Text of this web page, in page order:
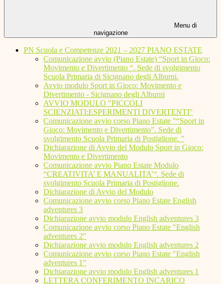
Menu di
navigazione
PN Scuola e Competenze 2021 – 2027 PIANO ESTATE
Comunicazione avvio (Piano Estate) “Sport in Gioco:
Movimento e Divertimento “. Sede di svolgimento
Scuola Primaria di Sicignano degli Alburni.
Avvio modulo Sport in Gioco: Movimento e
Divertimento - Sicignano degli Alburni
AVVIO MODULO "PICCOLI
SCIENZIATI:ESPERIMENTI DIVERTENTI"
Comunicazione avvio corso Piano Estate "“Sport in
Gioco: Movimento e Divertimento”. Sede di
svolgimento Scuola Primaria di Postiglione. "
Dichiarazione di Avvio del Modulo Sport in Gioco:
Movimento e Divertimento
Comunicazione avvio Piano Estate Modulo
“CREATIVITA’ E MANUALITA’“. Sede di
svolgimento Scuola Primaria di Postiglione.
Dichiarazione di Avvio del Modulo
Comunicazione avvio corso Piano Estate English
adventures 3
Dichiarazione avvio modulo English adventures 3
Comunicazione avvio corso Piano Estate "English
adventures 2"
Dichiarazione avvio modulo English adventures 2
Comunicazione avvio corso Piano Estate "English
adventures 1"
Dichiarazione avvio modulo English adventures 1
LETTERA CONFERIMENTO INCARICO